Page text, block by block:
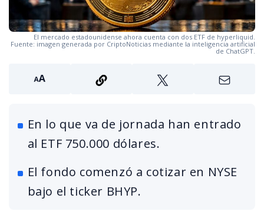
El mercado estadounidense ahora cuenta con dos ETF de hyperliquid.
Fuente: imagen generada por CriptoNoticias mediante la inteligencia artificial
de ChatGPT.
En lo que va de jornada han entrado
al ETF 750.000 dólares.
El fondo comenzó a cotizar en NYSE
bajo el ticker BHYP.